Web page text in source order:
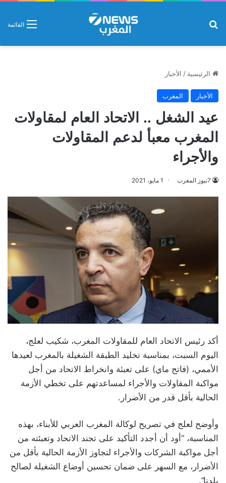
القائمة
الرئيسية / الأخبار
الأخبار المغرب
عيد الشغل .. الاتحاد العام لمقاولات
المغرب معبأ لدعم المقاولات
والأجراء
7نيوز المغرب 1 مايو، 2021
أكد رئيس الاتحاد العام للمقاولات المغرب، شكيب لعلج،
اليوم السبت، بمناسبة تخليد الطبقة الشغيلة بالمغرب لعيدها
الأممي، (فاتح ماي) على تعبئة وانخراط الاتحاد من أجل
مواكبة المقاولات والأجراء لمساعدتهم على تخطي الأزمة
الحالية بأقل قدر من الأضرار.
وأوضح لعلج في تصريح لوكالة المغرب العربي للأبناء، بهذه
المناسبة، “أود أن أجدد التأكيد على تجند الاتحاد وتعبئته من
أجل مواكبة الشركات والأجراء لتجاوز الأزمة الحالية بأقل من
الأضرار، مع السهر على ضمان تحسين أوضاع الشغيلة لصالح
بلدنا”.